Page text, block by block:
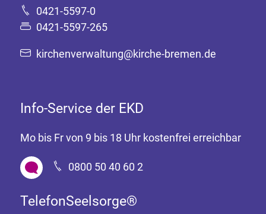
0421-5597-0
0421-5597-265
kirchenverwaltung@kirche-bremen.de
Info-Service der EKD
Mo bis Fr von 9 bis 18 Uhr kostenfrei erreichbar
0800 50 40 60 2
TelefonSeelsorge®